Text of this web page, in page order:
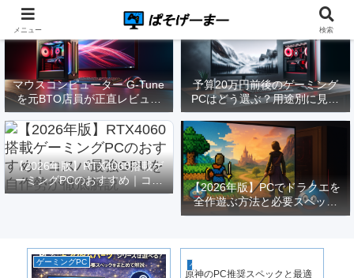
マウスコンピューター G-Tune
を元BTO店員が正直レビュー
｜実際どうなの？
予算20万円前後のゲーミング
PCはどう選ぶ？用途別に見る
構成と注意点【2026年版】
【2026年版】RTX4060搭載ゲ
ーミングPCのおすすめ｜コス
パ最強GPUを自作勢が徹底解
【2026年版】PCでドラクエを
全作遊ぶ方法と必要スペック
｜FF14勢がまとめてみた
ゲーミングPC ゲーミングPC
原神のPC推奨スペックと最適
メニュー 検索